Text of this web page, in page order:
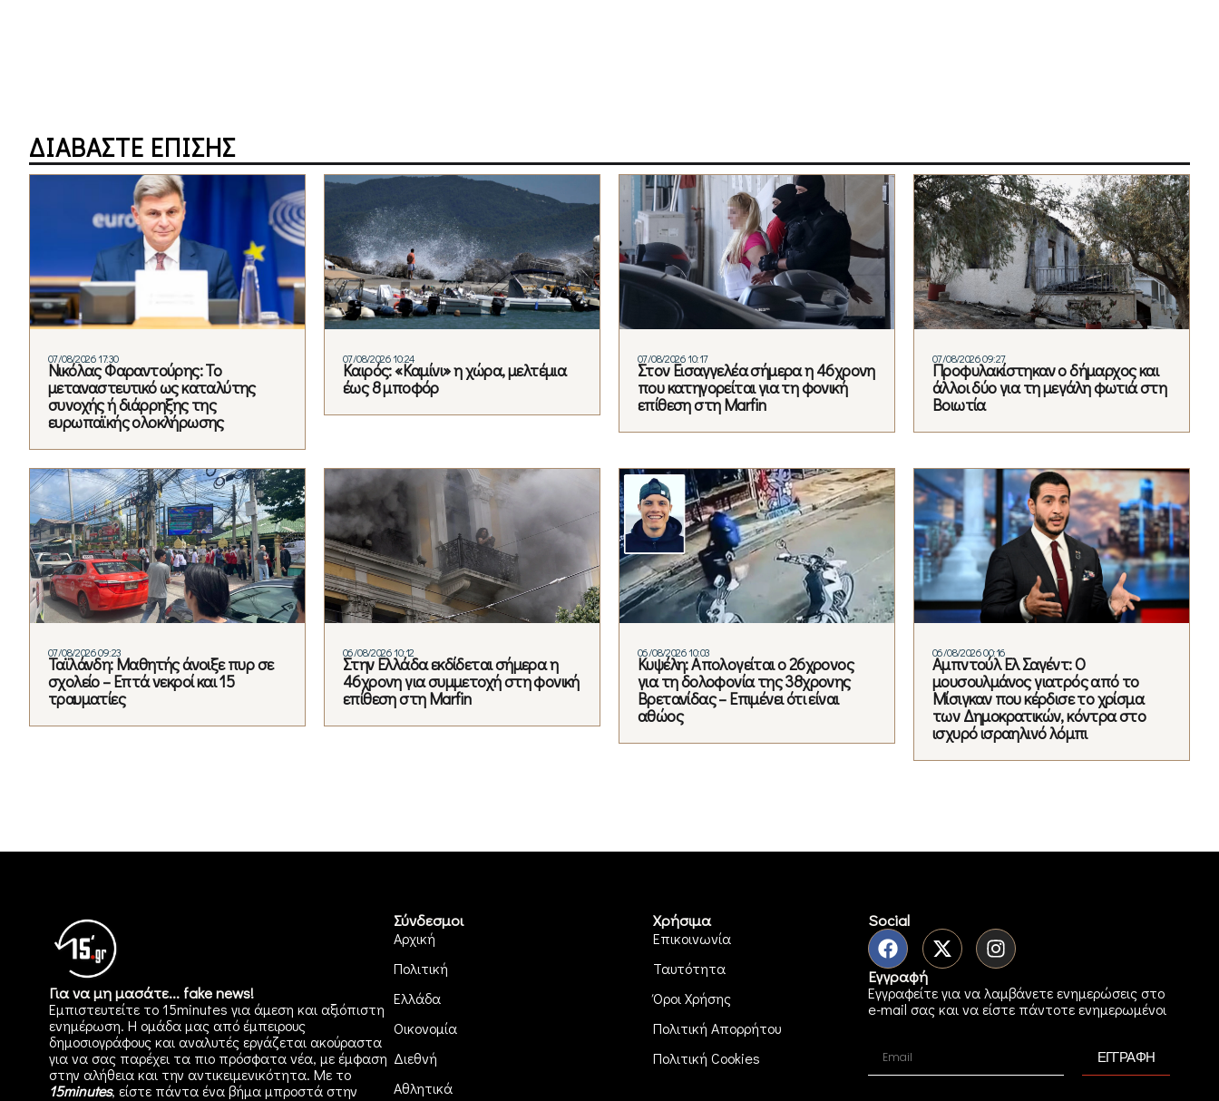
ΔΙΑΒΑΣΤΕ ΕΠΙΣΗΣ
07/08/2026 17:30
Νικόλας Φαραντούρης: Το
μεταναστευτικό ως καταλύτης
συνοχής ή διάρρηξης της
ευρωπαϊκής ολοκλήρωσης
07/08/2026 10:24
Καιρός: «Καμίνι» η χώρα, μελτέμια
έως 8 μποφόρ
07/08/2026 10:17
Στον Εισαγγελέα σήμερα η 46χρονη
που κατηγορείται για τη φονική
επίθεση στη Marfin
07/08/2026 09:27
Προφυλακίστηκαν ο δήμαρχος και
άλλοι δύο για τη μεγάλη φωτιά στη
Βοιωτία
07/08/2026 09:23
Ταϊλάνδη: Μαθητής άνοιξε πυρ σε
σχολείο – Επτά νεκροί και 15
τραυματίες
06/08/2026 10:12
Στην Ελλάδα εκδίδεται σήμερα η
46χρονη για συμμετοχή στη φονική
επίθεση στη Marfin
06/08/2026 10:03
Κυψέλη: Απολογείται ο 26χρονος
για τη δολοφονία της 38χρονης
Βρετανίδας – Επιμένει ότι είναι
αθώος
06/08/2026 00:16
Αμπντούλ Ελ Σαγέντ: Ο
μουσουλμάνος γιατρός από το
Μίσιγκαν που κέρδισε το χρίσμα
των Δημοκρατικών, κόντρα στο
ισχυρό ισραηλινό λόμπι
Για να μη μασάτε... fake news!
Εμπιστευτείτε το 15minutes για άμεση και αξιόπιστη
ενημέρωση. Η ομάδα μας από έμπειρους
δημοσιογράφους και αναλυτές εργάζεται ακούραστα
για να σας παρέχει τα πιο πρόσφατα νέα, με έμφαση
στην αλήθεια και την αντικειμενικότητα. Με το
15minutes, είστε πάντα ένα βήμα μπροστά στην
Σύνδεσμοι
Αρχική
Πολιτική
Ελλάδα
Οικονομία
Διεθνή
Αθλητικά
Χρήσιμα
Επικοινωνία
Ταυτότητα
Όροι Χρήσης
Πολιτική Απορρήτου
Πολιτική Cookies
Social
Εγγραφή
Εγγραφείτε για να λαμβάνετε ενημερώσεις στο
e-mail σας και να είστε πάντοτε ενημερωμένοι
ΕΓΓΡΑΦΗ